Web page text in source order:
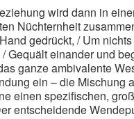
wird dann in
Nüchternheit
gedrückt, / Um
Gequält einander und
ganze ambivalente
ein – die Mischung
einen spezifischen,
entscheidende